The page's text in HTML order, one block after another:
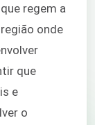
regem a
onde
que
e
o